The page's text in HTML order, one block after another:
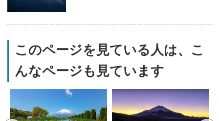
このページを見ている人は、こ
んなページも見ています